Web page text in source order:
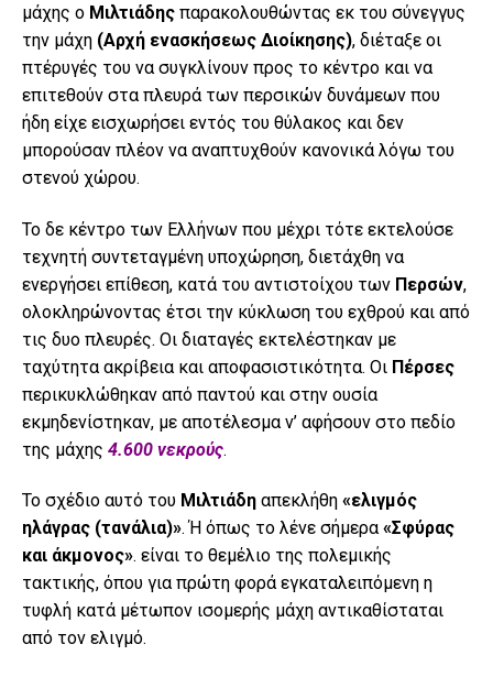
μάχης ο Μιλτιάδης παρακολουθώντας εκ του σύνεγγυς
την μάχη (Αρχή ενασκήσεως Διοίκησης), διέταξε οι
πτέρυγές του να συγκλίνουν προς το κέντρο και να
επιτεθούν στα πλευρά των περσικών δυνάμεων που
ήδη είχε εισχωρήσει εντός του θύλακος και δεν
μπορούσαν πλέον να αναπτυχθούν κανονικά λόγω του
στενού χώρου.
Το δε κέντρο των Ελλήνων που μέχρι τότε εκτελούσε
τεχνητή συντεταγμένη υποχώρηση, διετάχθη να
ενεργήσει επίθεση, κατά του αντιστοίχου των Περσών,
ολοκληρώνοντας έτσι την κύκλωση του εχθρού και από
τις δυο πλευρές. Οι διαταγές εκτελέστηκαν με
ταχύτητα ακρίβεια και αποφασιστικότητα. Οι Πέρσες
περικυκλώθηκαν από παντού και στην ουσία
εκμηδενίστηκαν, με αποτέλεσμα ν’ αφήσουν στο πεδίο
της μάχης 4.600 νεκρούς.
Το σχέδιο αυτό του Μιλτιάδη απεκλήθη «ελιγμός
ηλάγρας (τανάλια)». Ή όπως το λένε σήμερα«Σφύρας
και άκμονος». είναι το θεμέλιο της πολεμικής
τακτικής, όπου για πρώτη φορά εγκαταλειπόμενη η
τυφλή κατά μέτωπον ισομερής μάχη αντικαθίσταται
από τον ελιγμό.